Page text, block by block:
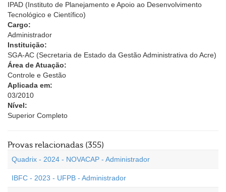
IPAD (Instituto de Planejamento e Apoio ao Desenvolvimento
Tecnológico e Científico)
Cargo:
Administrador
Instituição:
SGA-AC (Secretaria de Estado da Gestão Administrativa do Acre)
Área de Atuação:
Controle e Gestão
Aplicada em:
03/2010
Nível:
Superior Completo
Provas relacionadas (355)
Quadrix - 2024 - NOVACAP - Administrador
IBFC - 2023 - UFPB - Administrador